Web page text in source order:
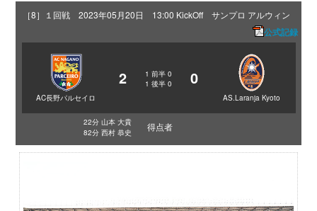
［8］１回戦 2023年05月20日 13:00 KickOff サンプロ アルウィン
公式記録
AC長野パルセイロ
2 1 前半 0
1 後半 0 0
AS.Laranja Kyoto
22分 山本 大貴
82分 西村 恭史
得点者